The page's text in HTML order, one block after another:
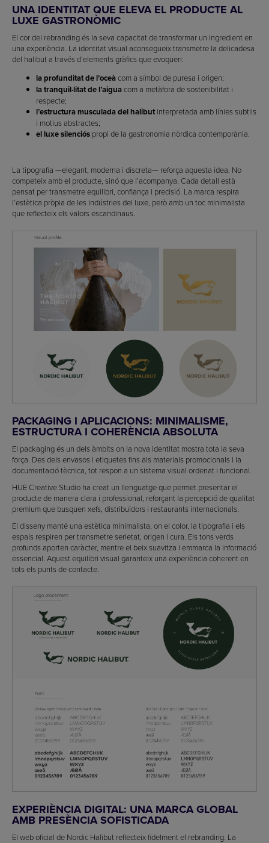
UNA IDENTITAT QUE ELEVA EL PRODUCTE AL
LUXE GASTRONÒMIC
El cor del rebranding és la seva capacitat de transformar un ingredient en
una experiència. La identitat visual aconsegueix transmetre la delicadesa
del halibut a través d’elements gràfics que evoquen:
la profunditat de l’oceàcom a símbol de puresa i origen;
la tranquil·litat de l’aiguacom a metàfora de sostenibilitat i
respecte;
l’estructura musculada del halibut interpretada amb línies subtils
i motius abstractes;
el luxe silenciós propi de la gastronomia nòrdica contemporània.
La tipografia —elegant, moderna i discreta— reforça aquesta idea. No
competeix amb el producte, sinó que l’acompanya. Cada detall està
pensat per transmetre equilibri, confiança i precisió. La marca respira
l’estètica pròpia de les indústries del luxe, però amb un toc minimalista
que reflecteix els valors escandinaus.
PACKAGING I APLICACIONS: MINIMALISME,
ESTRUCTURA I COHERÈNCIA ABSOLUTA
El packaging és un dels àmbits on la nova identitat mostra tota la seva
força. Des dels envasos i etiquetes fins als materials promocionals i la
documentació tècnica, tot respon a un sistema visual ordenat i funcional.
HUE Creative Studio ha creat un llenguatge que permet presentar el
producte de manera clara i professional, reforçant la percepció de qualitat
premium que busquen xefs, distribuïdors i restaurants internacionals.
El disseny manté una estètica minimalista, on el color, la tipografia i els
espais respiren per transmetre serietat, origen i cura. Els tons verds
profunds aporten caràcter, mentre el beix suavitza i emmarca la informació
essencial. Aquest equilibri visual garanteix una experiència coherent en
tots els punts de contacte.
EXPERIÈNCIA DIGITAL: UNA MARCA GLOBAL
AMB PRESÈNCIA SOFISTICADA
El web oficial de Nordic Halibut reflecteix fidelment el rebranding. La